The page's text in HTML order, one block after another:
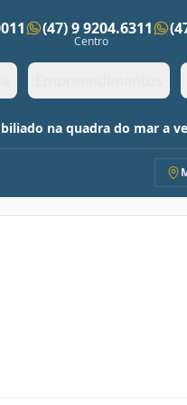
(47) 9 9204.6311
Centro
na quadra do mar a